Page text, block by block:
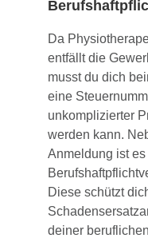
Da
entfällt die
musst du dich
eine
unkomplizierter
werden kann.
Anmeldung ist
Diese schützt
deiner